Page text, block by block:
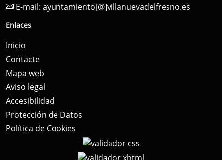
E-mail: ayuntamiento[@]villanuevadelfresno.es
Enlaces
Inicio
Contacte
Mapa web
Aviso legal
Accesibilidad
Protección de Datos
Política de Cookies